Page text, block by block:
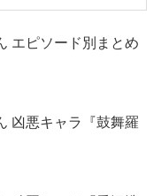
エピソード別まとめ
凶悪キャラ『鼓舞羅